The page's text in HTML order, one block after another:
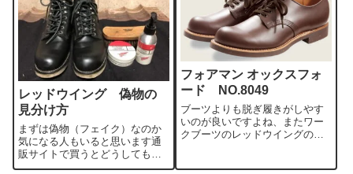
レッドウイング 偽物の
見分け方
まずは偽物（フェイク）なのか
気になる人もいると思います通
販サイトで買うとどうしても本
当に本物かどうか疑ってしまう
フォアマン オックスフォ
ード NO.8049
ブーツよりも脱ぎ履きがしやす
いのが良いですよね、またワー
クブーツのレッドウイングの中